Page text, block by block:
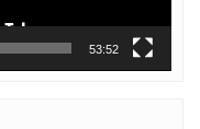
53:52